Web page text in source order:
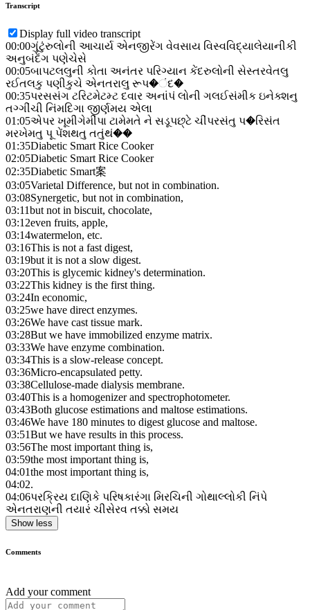
Transcript
Display full video transcript
00:00ગુંટુંરુલોની આચાર્ય એનજીરેંગ વેવસાય વિસ્વવિદ્યાલેયાનીકી
અનુબંદેંગ પણેચેસે
00:05બાપટલલુની કોતા અનંતર પરિગ્યાન કેંદરુલોની સેસ્તરવેતલુ
રઈતલકુ પણીકુચે એનતરાલુ રૂપ�ંદ�
00:35પરસસંગ ટરિટમેટમ્ટ દવાર અનાંપં લોની ગલઈસંમીક ઇનેક્શનુ
તગ્ગીંચી નિંમદિગા જીર્ણમય એલા
01:05એપર ખૂમીગેમીંપા ટામેમતે ને સડૂપછ્ટે ચીંપરસંતુ પ�રિસંત
મરખેમતુ પૂ પેંશથતુ તતુંથં��
01:35Diabetic Smart Rice Cooker
02:05Diabetic Smart Rice Cooker
02:35Diabetic Smart案
03:05Varietal Difference, but not in combination.
03:08Synergetic, but not in combination,
03:11but not in biscuit, chocolate,
03:12even fruits, apple,
03:14watermelon, etc.
03:16This is not a fast digest,
03:19but it is not a slow digest.
03:20This is glycemic kidney's determination.
03:22This kidney is the first thing.
03:24In economic,
03:25we have direct enzymes.
03:26We have cast tissue mark.
03:28But we have immobilized enzyme matrix.
03:33We have enzyme combination.
03:34This is a slow-release concept.
03:36Micro-encapsulated petty.
03:38Cellulose-made dialysis membrane.
03:40This is a homogenizer and spectrophotometer.
03:43Both glucose estimations and maltose estimations.
03:46We have 180 minutes to digest glucose and maltose.
03:51But we have results in this process.
03:56The most important thing is,
03:59the most important thing is,
04:01the most important thing is,
04:02.
04:06પરક્રિય દાણિકે પરિષકારંગા મિરચિની ગોથાલ્લોકી નિંપે
એનતરાણની તયારં ચીસેરવ તક્કો સમય
Show less
Comments
Add your comment